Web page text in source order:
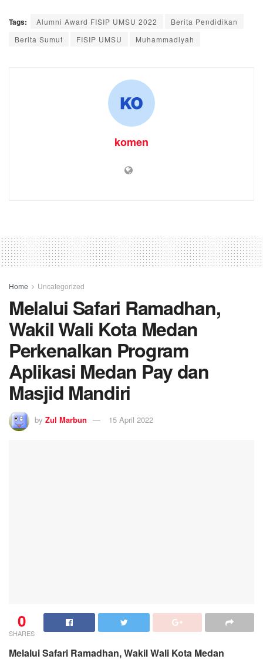
Tags: Alumni Award FISIP UMSU 2022
Berita Pendidikan
Berita Sumut
FISIP UMSU Muhammadiyah
komen
Home Uncategorized
Melalui Safari Ramadhan,
Wakil Wali Kota Medan
Perkenalkan Program
Aplikasi Medan Pay dan
Masjid Mandiri
by Zul Marbun 15 April 2022
0
SHARES
Melalui Safari Ramadhan, Wakil Wali Kota Medan